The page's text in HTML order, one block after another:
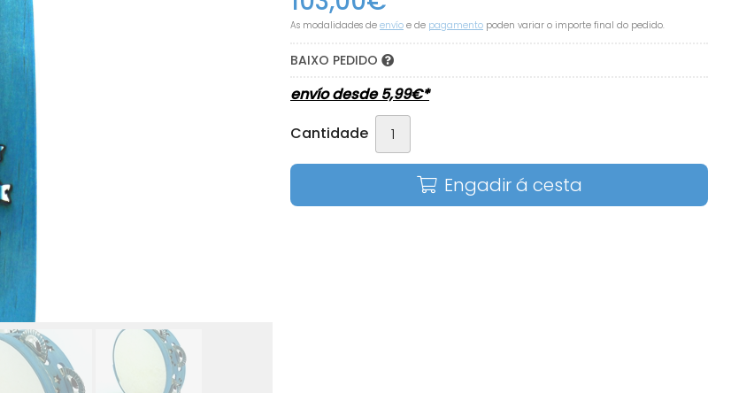
As modalidades de envío e de pagamento poden variar o importe final do pedido.
BAIXO PEDIDO
envío desde5,99€*
Cantidade
Engadir á cesta